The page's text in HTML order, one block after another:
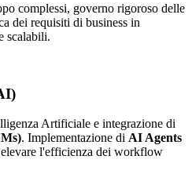
complessi, governo rigoroso delle
dei requisiti di business in
scalabili.
Artificiale e integrazione di
. Implementazione di AI Agents
l'efficienza dei workflow